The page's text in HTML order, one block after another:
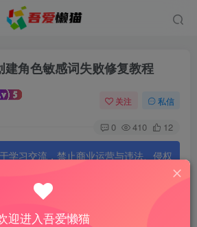
建角色敏感词失败修复教程
关注 私信
0 410 12
学习交流，禁止商业运营与违法、侵权
承担。
迎进入吾爱懒猫